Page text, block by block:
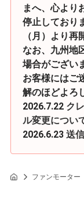
まへ、心より
停止しており
（月）より再
なお、九州地
場合がござい
お客様にはご
解のほどよろ
2026.7.22 ク
ル変更につい
2026.6.23 送
ファンモーター